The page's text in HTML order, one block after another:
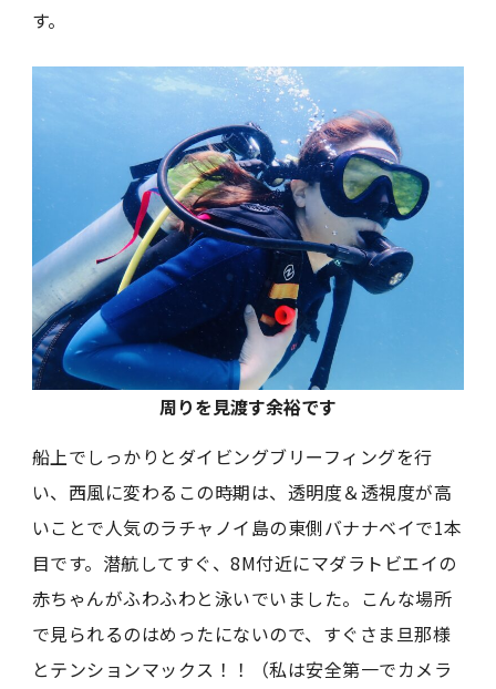
す。
周りを見渡す余裕です
船上でしっかりとダイビングブリーフィングを行
い、西風に変わるこの時期は、透明度＆透視度が高
いことで人気のラチャノイ島の東側バナナベイで1本
目です。潜航してすぐ、8M付近にマダラトビエイの
赤ちゃんがふわふわと泳いでいました。こんな場所
で見られるのはめったにないので、すぐさま旦那様
とテンションマックス！！（私は安全第一でカメラ